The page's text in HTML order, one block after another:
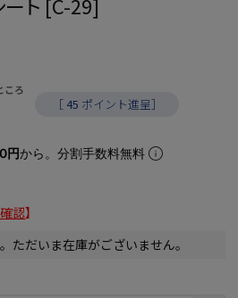
ころ
［ 45 ポイント進呈］
円から。分割手数料無料
認】
ただいま在庫がございません。